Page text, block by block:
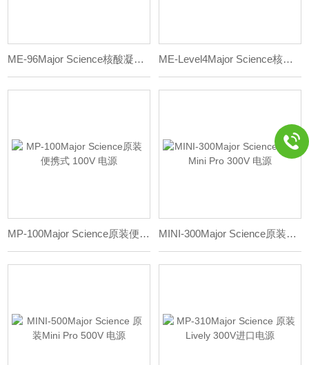
ME-96Major Science核酸凝胶电泳仪电泳槽 ME-Level4Major Science核酸凝胶电泳仪电泳槽
MP-100Major Science原装便携式 100V 电源 MINI-300Major Science原装Mini Pro 300V 电源